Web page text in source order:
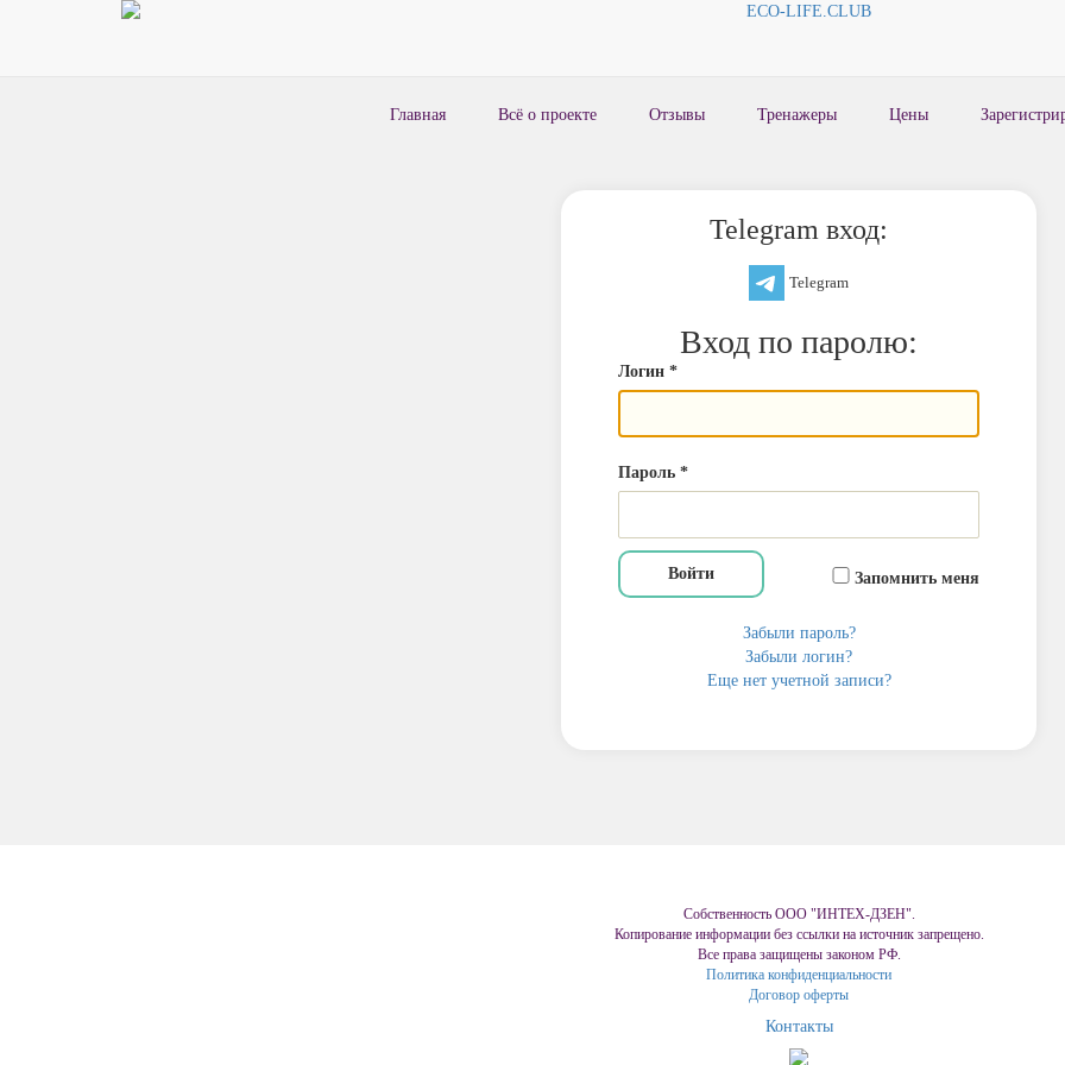
Главная Всё о проекте Отзывы Тренажеры Цены
Telegram вход:
Telegram
Вход по паролю:
Логин *
Пароль *
Запомнить меня
Войти
Забыли пароль?
Забыли логин?
Еще нет учетной записи?
Собственность ООО "ИНТЕХ-ДЗЕН".
Копирование информации без ссылки на источник запрещено.
Все права защищены законом РФ.
Политика конфиденциальности
Договор оферты
Контакты